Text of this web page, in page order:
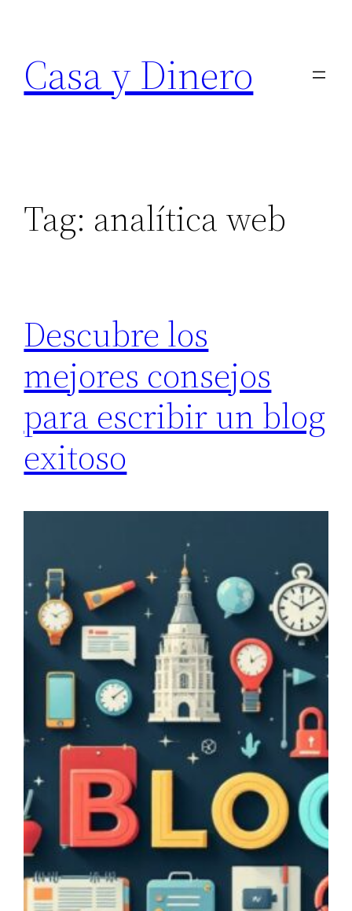
content
Casa y Dinero
Tag: analítica web
Descubre los
mejores consejos
para escribir un blog
exitoso